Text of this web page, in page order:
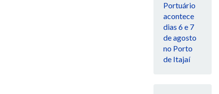
Portuário
acontece
dias 6 e 7
de agosto
no Porto
de Itajaí